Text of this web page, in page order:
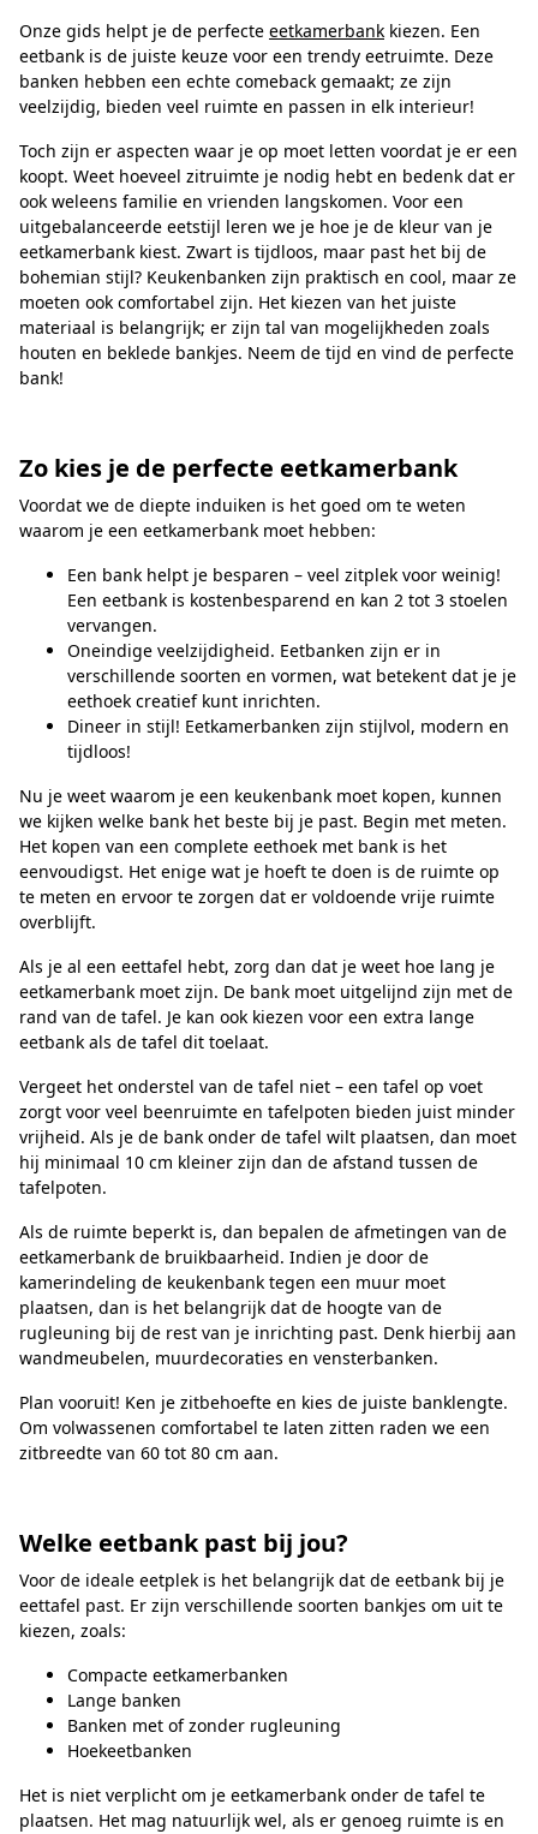
Onze gids helpt je de perfecte eetkamerbank kiezen. Een
eetbank is de juiste keuze voor een trendy eetruimte. Deze
banken hebben een echte comeback gemaakt; ze zijn
veelzijdig, bieden veel ruimte en passen in elk interieur!
Toch zijn er aspecten waar je op moet letten voordat je er een
koopt. Weet hoeveel zitruimte je nodig hebt en bedenk dat er
ook weleens familie en vrienden langskomen. Voor een
uitgebalanceerde eetstijl leren we je hoe je de kleur van je
eetkamerbank kiest. Zwart is tijdloos, maar past het bij de
bohemian stijl? Keukenbanken zijn praktisch en cool, maar ze
moeten ook comfortabel zijn. Het kiezen van het juiste
materiaal is belangrijk; er zijn tal van mogelijkheden zoals
houten en beklede bankjes. Neem de tijd en vind de perfecte
bank!
Zo kies je de perfecte eetkamerbank
Voordat we de diepte induiken is het goed om te weten
waarom je een eetkamerbank moet hebben:
Een bank helpt je besparen – veel zitplek voor weinig!
Een eetbank is kostenbesparend en kan 2 tot 3 stoelen
vervangen.
Oneindige veelzijdigheid. Eetbanken zijn er in
verschillende soorten en vormen, wat betekent dat je je
eethoek creatief kunt inrichten.
Dineer in stijl! Eetkamerbanken zijn stijlvol, modern en
tijdloos!
Nu je weet waarom je een keukenbank moet kopen, kunnen
we kijken welke bank het beste bij je past. Begin met meten.
Het kopen van een complete eethoek met bank is het
eenvoudigst. Het enige wat je hoeft te doen is de ruimte op
te meten en ervoor te zorgen dat er voldoende vrije ruimte
overblijft.
Als je al een eettafel hebt, zorg dan dat je weet hoe lang je
eetkamerbank moet zijn. De bank moet uitgelijnd zijn met de
rand van de tafel. Je kan ook kiezen voor een extra lange
eetbank als de tafel dit toelaat.
Vergeet het onderstel van de tafel niet – een tafel op voet
zorgt voor veel beenruimte en tafelpoten bieden juist minder
vrijheid. Als je de bank onder de tafel wilt plaatsen, dan moet
hij minimaal 10 cm kleiner zijn dan de afstand tussen de
tafelpoten.
Als de ruimte beperkt is, dan bepalen de afmetingen van de
eetkamerbank de bruikbaarheid. Indien je door de
kamerindeling de keukenbank tegen een muur moet
plaatsen, dan is het belangrijk dat de hoogte van de
rugleuning bij de rest van je inrichting past. Denk hierbij aan
wandmeubelen, muurdecoraties en vensterbanken.
Plan vooruit! Ken je zitbehoefte en kies de juiste banklengte.
Om volwassenen comfortabel te laten zitten raden we een
zitbreedte van 60 tot 80 cm aan.
Welke eetbank past bij jou?
Voor de ideale eetplek is het belangrijk dat de eetbank bij je
eettafel past. Er zijn verschillende soorten bankjes om uit te
kiezen, zoals:
Compacte eetkamerbanken
Lange banken
Banken met of zonder rugleuning
Hoekeetbanken
Het is niet verplicht om je eetkamerbank onder de tafel te
plaatsen. Het mag natuurlijk wel, als er genoeg ruimte is en